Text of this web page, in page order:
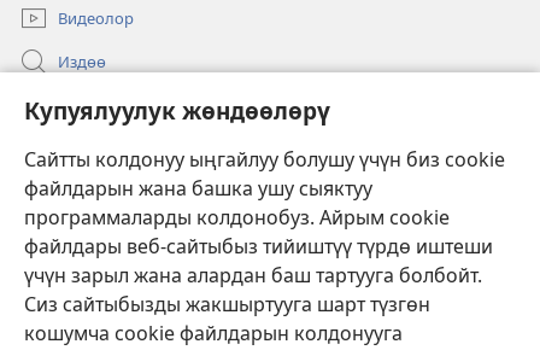
Купуялуулук жөндөөлөрү
Сайтты колдонуу ыңгайлуу болушу үчүн биз cookie
файлдарын жана башка ушу сыяктуу
программаларды колдонобуз. Айрым cookie
файлдары веб-сайтыбыз тийиштүү түрдө иштеши
үчүн зарыл жана алардан баш тартууга болбойт.
Сиз сайтыбызды жакшыртууга шарт түзгөн
кошумча cookie файлдарын колдонууга
Видеолор
Издөө
Бийлик өкүлдөрү үчүн маалымат
(жаңы
терезе
ачат)
ОНЛАЙН КИТЕПКАНА
(жаңы
терезе
ачат) JW Hub
(жаңы